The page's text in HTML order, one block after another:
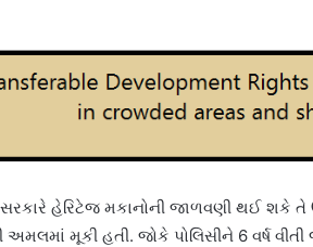
હેરિટેજ મકાનોની જાળવણી થઈ શકે તે
અમલમાં મૂકી હતી. જોકે પોલિસીને 6 વર્ષ